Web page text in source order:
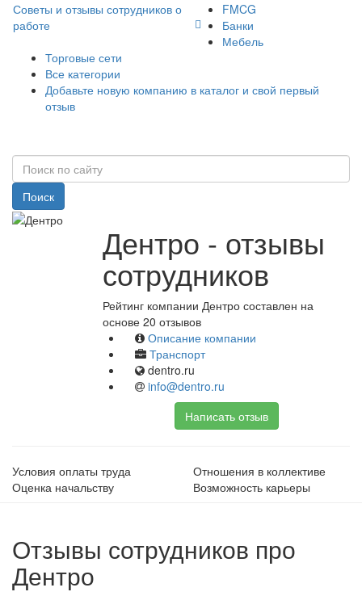
Советы и отзывы сотрудников о
работе
FMCG
Банки
Мебель
Торговые сети
Все категории
Добавьте новую компанию в каталог и свой первый
отзыв
Поиск
Дентро - отзывы
сотрудников
Рейтинг компании Дентро составлен на
основе 20 отзывов
Описание компании
Транспорт
dentro.ru
info@dentro.ru
Написать отзыв
Условия оплаты труда
Отношения в коллективе
Оценка начальству
Возможность карьеры
Отзывы сотрудников про
Дентро